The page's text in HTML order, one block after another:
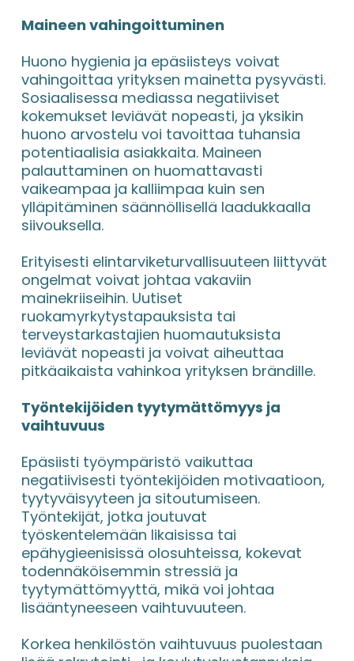
Maineen vahingoittuminen
Huono hygienia ja epäsiisteys voivat
vahingoittaa yrityksen mainetta pysyvästi.
Sosiaalisessa mediassa negatiiviset
kokemukset leviävät nopeasti, ja yksikin
huono arvostelu voi tavoittaa tuhansia
potentiaalisia asiakkaita. Maineen
palauttaminen on huomattavasti
vaikeampaa ja kalliimpaa kuin sen
ylläpitäminen säännöllisellä laadukkaalla
siivouksella.
Erityisesti elintarviketurvallisuuteen liittyvät
ongelmat voivat johtaa vakaviin
mainekriiseihin. Uutiset
ruokamyrkytystapauksista tai
terveystarkastajien huomautuksista
leviävät nopeasti ja voivat aiheuttaa
pitkäaikaista vahinkoa yrityksen brändille.
Työntekijöiden tyytymättömyys ja
vaihtuvuus
Epäsiisti työympäristö vaikuttaa
negatiivisesti työntekijöiden motivaatioon,
tyytyväisyyteen ja sitoutumiseen.
Työntekijät, jotka joutuvat
työskentelemään likaisissa tai
epähygieenisissä olosuhteissa, kokevat
todennäköisemmin stressiä ja
tyytymättömyyttä, mikä voi johtaa
lisääntyneeseen vaihtuvuuteen.
Korkea henkilöstön vaihtuvuus puolestaan